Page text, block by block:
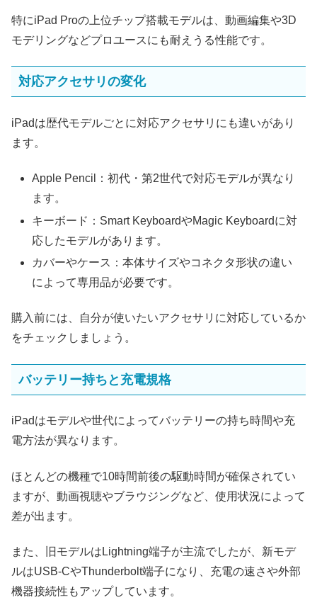
特にiPad Proの上位チップ搭載モデルは、動画編集や3D
モデリングなどプロユースにも耐えうる性能です。
対応アクセサリの変化
iPadは歴代モデルごとに対応アクセサリにも違いがあり
ます。
Apple Pencil：初代・第2世代で対応モデルが異なり
ます。
キーボード：Smart KeyboardやMagic Keyboardに対
応したモデルがあります。
カバーやケース：本体サイズやコネクタ形状の違い
によって専用品が必要です。
購入前には、自分が使いたいアクセサリに対応しているか
をチェックしましょう。
バッテリー持ちと充電規格
iPadはモデルや世代によってバッテリーの持ち時間や充
電方法が異なります。
ほとんどの機種で10時間前後の駆動時間が確保されてい
ますが、動画視聴やブラウジングなど、使用状況によって
差が出ます。
また、旧モデルはLightning端子が主流でしたが、新モデ
ルはUSB-CやThunderbolt端子になり、充電の速さや外部
機器接続性もアップしています。